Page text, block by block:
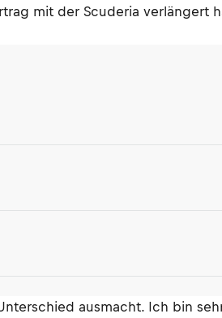
mit der Scuderia verlängert
ausmacht. Ich bin